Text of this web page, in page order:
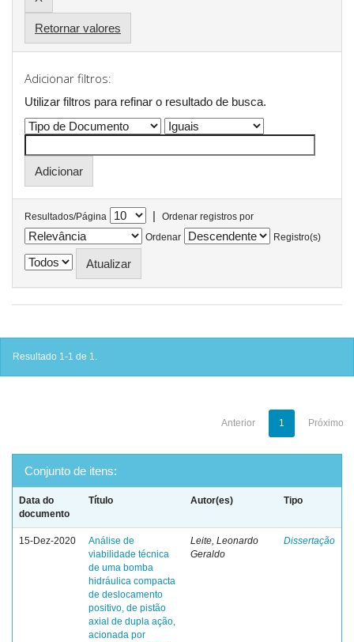
Retornar valores
Adicionar filtros:
Utilizar filtros para refinar o resultado de busca.
Resultados/Página |
Ordenar registros por
Ordenar
Registro(s)
Resultado 1-1 de 1.
Anterior 1 Próximo
Conjunto de itens:
Data do
documento
Título Autor(es) Tipo
15-Dez-2020
Análise de
viabilidade técnica
de uma bomba
hidráulica compacta
de deslocamento
positivo, de pistão
axial de dupla ação,
acionada por
Leite, Leonardo
Geraldo
Dissertação